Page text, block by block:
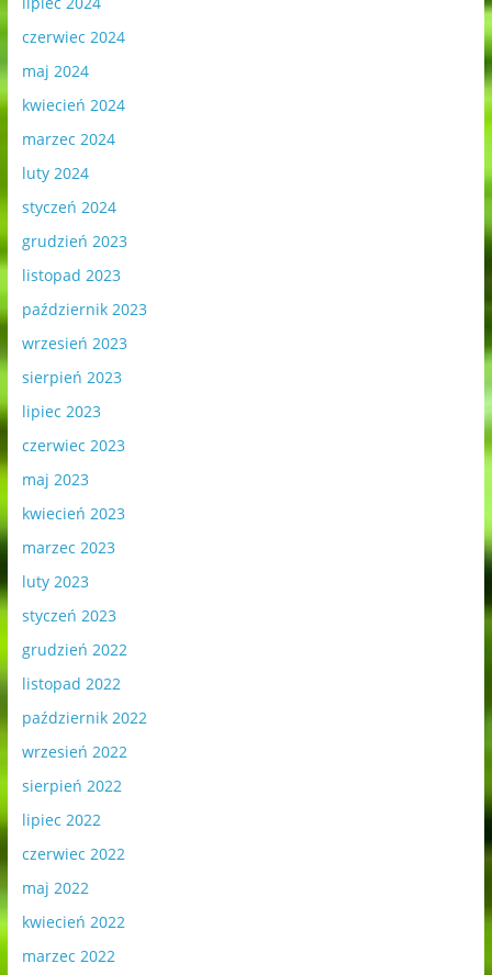
czerwiec 2024
maj 2024
kwiecień 2024
marzec 2024
luty 2024
styczeń 2024
grudzień 2023
listopad 2023
październik 2023
wrzesień 2023
sierpień 2023
lipiec 2023
czerwiec 2023
maj 2023
kwiecień 2023
marzec 2023
luty 2023
styczeń 2023
grudzień 2022
listopad 2022
październik 2022
wrzesień 2022
sierpień 2022
lipiec 2022
czerwiec 2022
maj 2022
kwiecień 2022
marzec 2022